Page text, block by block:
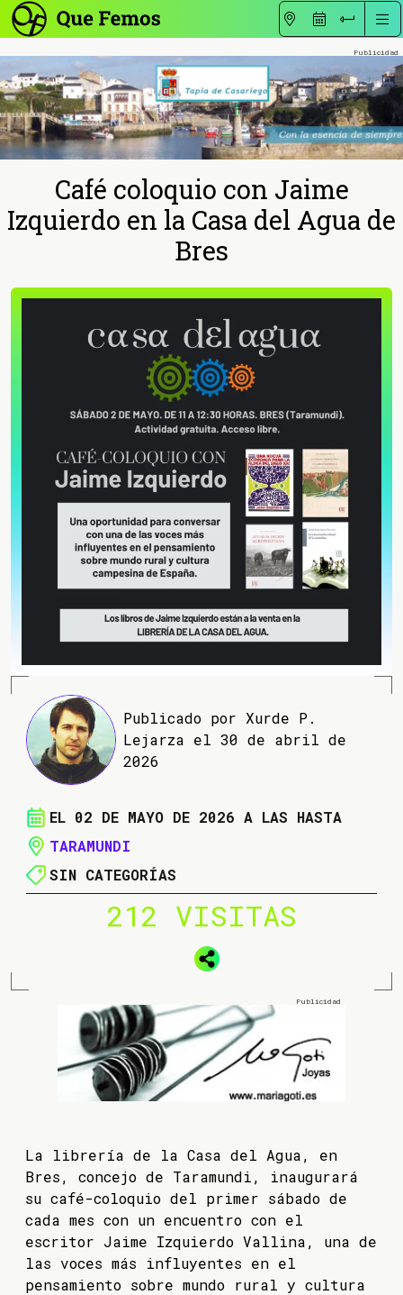
Café coloquio con Jaime
Izquierdo en la Casa del Agua de
Bres
Publicado por Xurde P.
Lejarza el 30 de abril de
2026
EL 02 DE MAYO DE 2026 A LAS HASTA
TARAMUNDI
SIN CATEGORÍAS
212 VISITAS
La librería de la Casa del Agua, en
Bres, concejo de Taramundi, inaugurará
su café-coloquio del primer sábado de
cada mes con un encuentro con el
escritor Jaime Izquierdo Vallina, una de
las voces más influyentes en el
pensamiento sobre mundo rural y cultura